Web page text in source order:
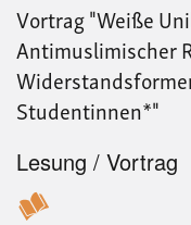
Vortrag "Weiße
Antimuslimischer
Studentinnen*"
Lesung / Vortrag